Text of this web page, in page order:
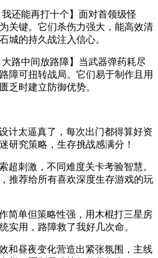
我还能再打十个】面对首领级怪
关键。它们杀伤力强大，能高效清
城的持久战注入信心。
大路中间放路障】当武器弹药耗尽
障可扭转战局。它们易于制作且用
乏时建立防御优势。
计太逼真了，每次出门都得算好资
研究策略，生存挑战感满分！
超刺激，不同难度关卡考验智慧。
推荐给所有喜欢深度生存游戏的玩
简单但策略性强，用木棍打三星房
实用，路障救了我好几次命。
和昼夜变化营造出紧张氛围，主线